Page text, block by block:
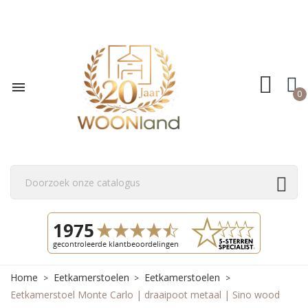
 0
Home Eetkamerstoelen
Eetkamerstoelen
Eetkamerstoel Monte Carlo | draaipoot metaal | Sino wood